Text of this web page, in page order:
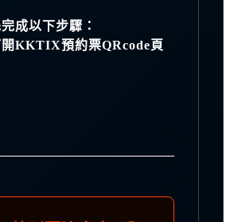
成以下步驟：
KKTIX預約票QRcode頁